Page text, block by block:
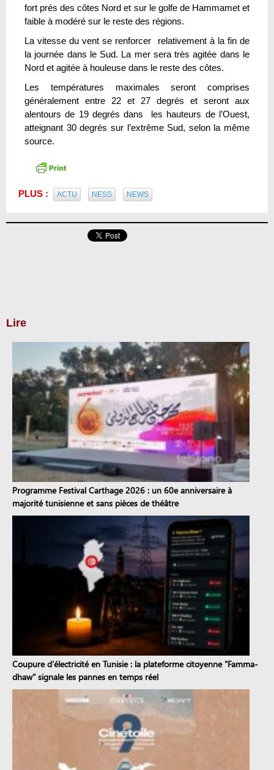
fort prés des côtes Nord et sur le golfe de Hammamet et
faible à modéré sur le reste des régions.
La vitesse du vent se renforcer relativement à la fin de
la journée dans le Sud. La mer sera très agitée dans le
Nord et agitée à houleuse dans le reste des côtes.
Les températures maximales seront comprises
généralement entre 22 et 27 degrés et seront aux
alentours de 19 degrés dans les hauteurs de l’Ouest,
atteignant 30 degrés sur l’extrême Sud, selon la même
source.
PLUS : ACTU NESS NEWS
Lire
Programme Festival Carthage 2026 : un 60e anniversaire à
majorité tunisienne et sans pièces de théâtre
Coupure d’électricité en Tunisie : la plateforme citoyenne "Famma-
dhaw" signale les pannes en temps réel